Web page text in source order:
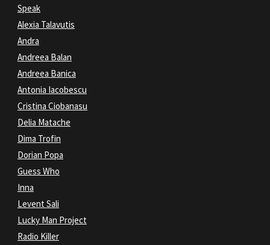
Speak
Alexia Talavutis
Andra
Andreea Balan
Andreea Banica
Antonia Iacobescu
Cristina Ciobanasu
Delia Matache
Dima Trofin
Dorian Popa
Guess Who
Inna
Levent Sali
Lucky Man Project
Radio Killer